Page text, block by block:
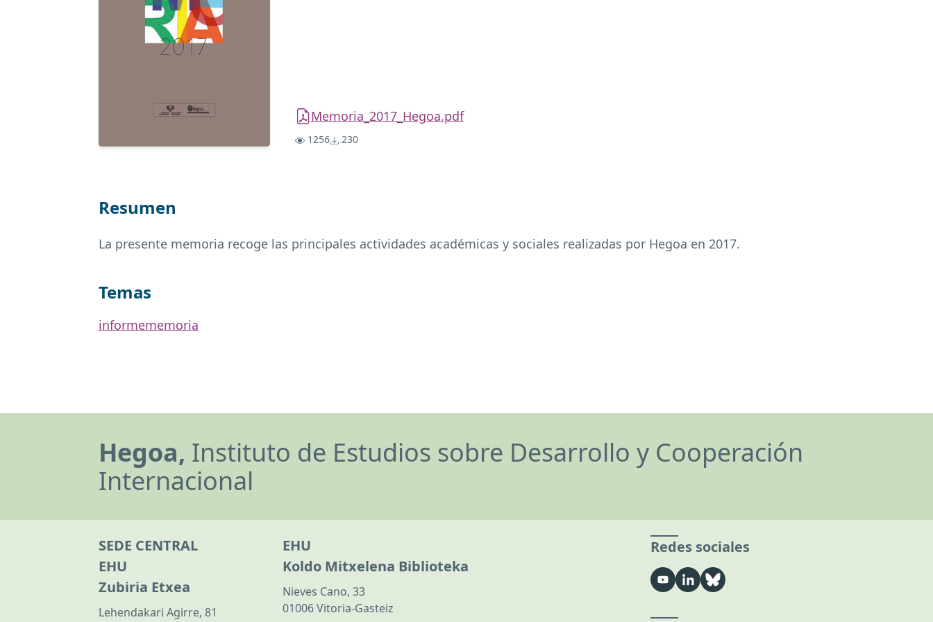
Memoria_2017_Hegoa.pdf
1256 230
Resumen
La presente memoria recoge las principales actividades académicas y sociales realizadas por Hegoa en 2017.
Temas
informememoria
Hegoa, Instituto de Estudios sobre Desarrollo y Cooperación
Internacional
SEDE CENTRAL
EHU
Zubiria Etxea
Lehendakari Agirre, 81
EHU
Koldo Mitxelena Biblioteka
Nieves Cano, 33
01006 Vitoria-Gasteiz
Redes sociales